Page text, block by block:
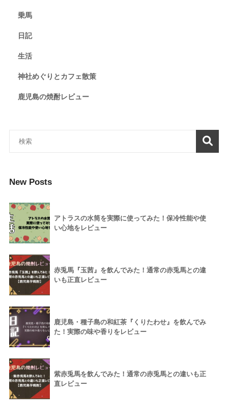
乗馬
日記
生活
神社めぐりとカフェ散策
鹿児島の焼酎レビュー
New Posts
アトラスの水筒を実際に使ってみた！保冷性能や使
い心地をレビュー
赤兎馬『玉茜』を飲んでみた！通常の赤兎馬との違
いも正直レビュー
鹿児島・種子島の和紅茶『くりたわせ』を飲んでみ
た！実際の味や香りをレビュー
紫赤兎馬を飲んでみた！通常の赤兎馬との違いも正
直レビュー